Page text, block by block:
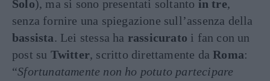
Solo), ma si sono presentati soltanto in tre,
senza fornire una spiegazione sull’assenza della
bassista. Lei stessa ha rassicurato i fan con un
post su Twitter, scritto direttamente daRoma:
“Sfortunatamente non ho potuto partecipare